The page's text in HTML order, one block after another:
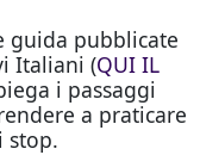
guida pubblicate
Italiani (QUI IL
i passaggi
a praticare
stop.